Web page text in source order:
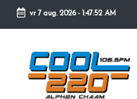
Ga
inhoud
vr 7 aug. 2026- 1:47:52 AM
C
o